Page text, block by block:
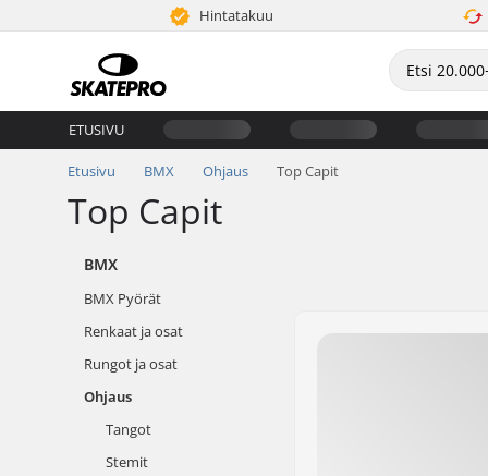
Hintatakuu
ETUSIVU
Etusivu BMX Ohjaus Top Capit
Top Capit
BMX
BMX Pyörät
Renkaat ja osat
Rungot ja osat
Ohjaus
Tangot
Stemit